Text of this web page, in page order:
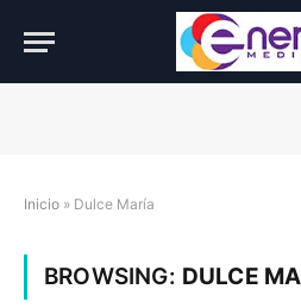
Inicio » Dulce María
BROWSING: DULCE